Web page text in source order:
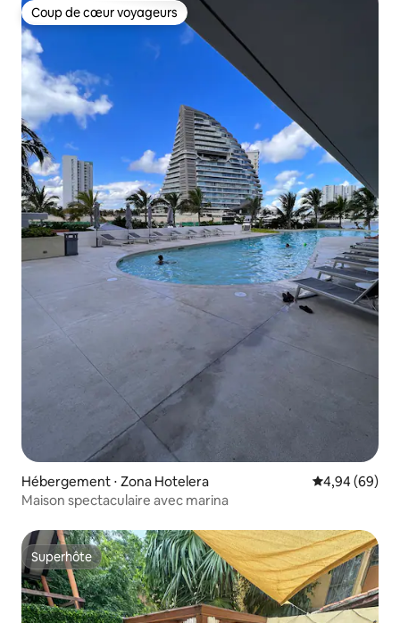
Coup de cœur voyageurs
Coup de cœur voyageurs
Hébergement ⋅ Zona Hotelera Évaluation
4,94 (69)
Maison spectaculaire avec marina
Superhôte
Superhôte